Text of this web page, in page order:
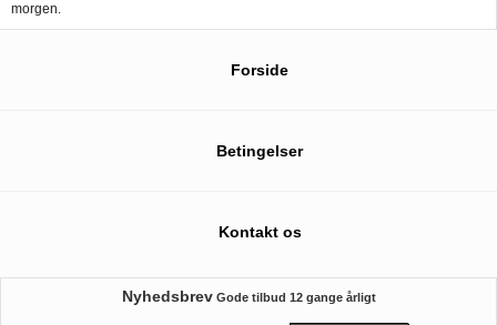
morgen.
Forside
Betingelser
Kontakt os
Nyhedsbrev Gode tilbud 12 gange årligt